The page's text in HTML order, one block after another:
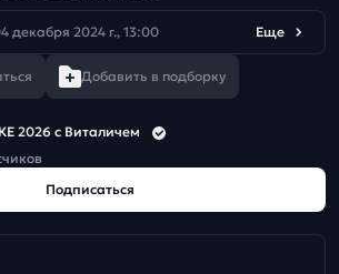
декабря 2024 г., 13:00 Еще
Добавить в подборку
2026 с Виталичем
Подписаться